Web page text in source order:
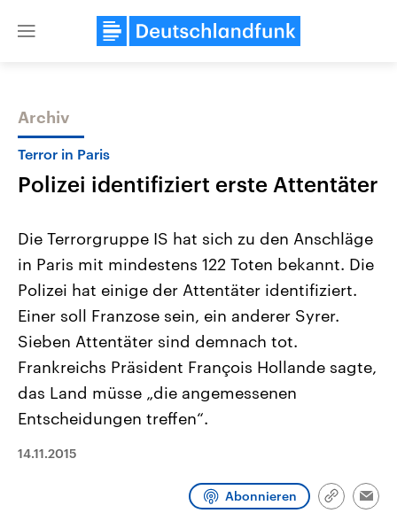
Close
Themen
Landtagswahl Sachsen-Anhalt
2026
Alle Informationen
Sachsen-Anhalt wählt am 6.
September 2026 einen neuen
Bundesland von einer Koalition aus
Umfragen, Prognosen,
und Hintergründe zu den Parteien
USA
Aktuelle Beiträge,
Hintergründe
Wirtschaftlich und
gehören die Vereinigten
den mächtigsten Ländern
mit großem Einfluss auf
Sendungen
Archiv
Terror in Paris
Polizei identifiziert erste Attentäter
Die Terrorgruppe IS hat sich zu den Anschläge
in Paris mit mindestens 122 Toten bekannt. Die
Polizei hat einige der Attentäter identifiziert.
Einer soll Franzose sein, ein anderer Syrer.
Sieben Attentäter sind demnach tot.
Frankreichs Präsident François Hollande sagte,
das Land müsse „die angemessenen
Entscheidungen treffen“.
14.11.2015
Abonnieren
Link